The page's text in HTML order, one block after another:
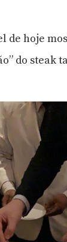
de hoje
do steak